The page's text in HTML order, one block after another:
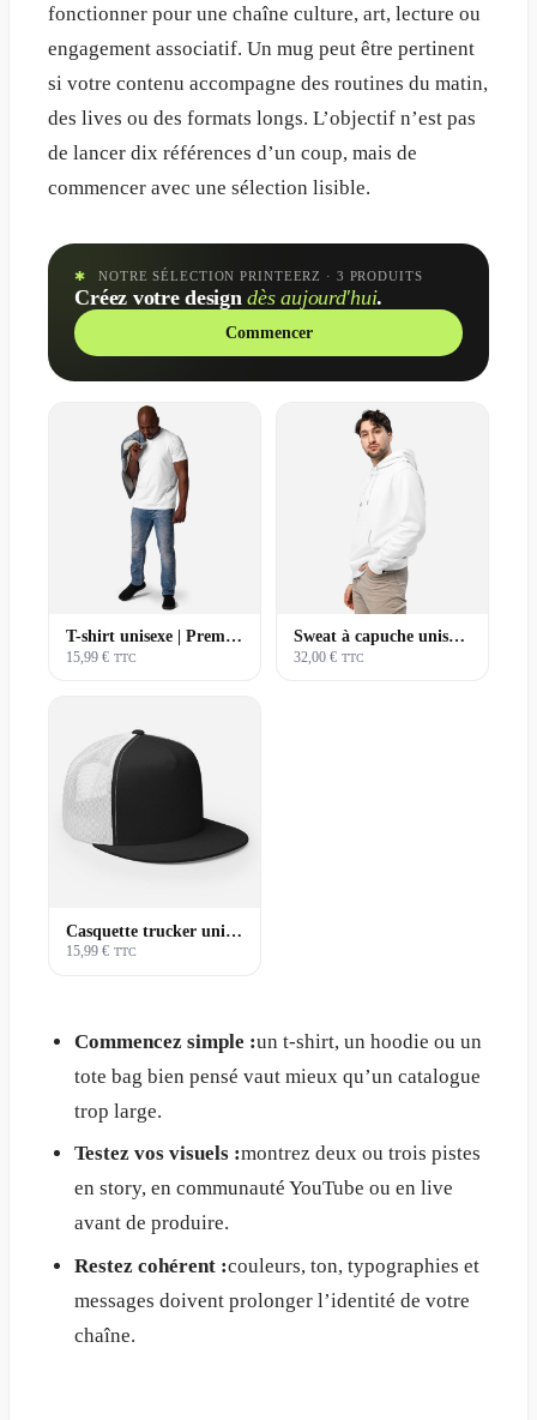
fonctionner pour une chaîne culture, art, lecture ou
engagement associatif. Un mug peut être pertinent
si votre contenu accompagne des routines du matin,
des lives ou des formats longs. L’objectif n’est pas
de lancer dix références d’un coup, mais de
commencer avec une sélection lisible.
✱ NOTRE SÉLECTION PRINTEERZ · 3 PRODUITS
Créez votre designdès aujourd'hui.
Commencer
T-shirt unisexe | Premium
15,99 € TTC
Sweat à capuche unisexe | Premium
32,00 € TTC
Casquette trucker unisexe | Premium
15,99 € TTC
Commencez simple :un t-shirt, un hoodie ou un
tote bag bien pensé vaut mieux qu’un catalogue
trop large.
Testez vos visuels :montrez deux ou trois pistes
en story, en communauté YouTube ou en live
avant de produire.
Restez cohérent :couleurs, ton, typographies et
messages doivent prolonger l’identité de votre
chaîne.